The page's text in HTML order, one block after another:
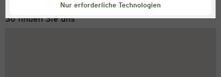
Nur erforderliche Technologien
So finden Sie uns